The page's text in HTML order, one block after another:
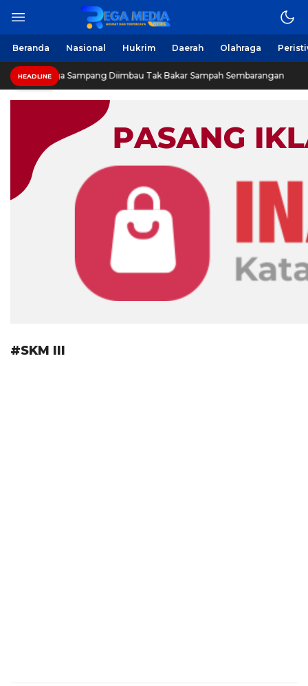
Regamedianews.com
Berita Harian Online
Beranda Nasional Hukrim Daerah Olahraga
HEADLINE
Warga Sampang Diimbau Tak Bakar Sampah Sembarangan
#SKM III